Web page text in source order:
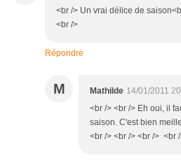
<br /> Un vrai délice de
<br />
Répondre
M Mathilde 14/01/2011
<br /> <br /> Eh oui, il
saison. C'est bien
<br /> <br /> <br /> <br